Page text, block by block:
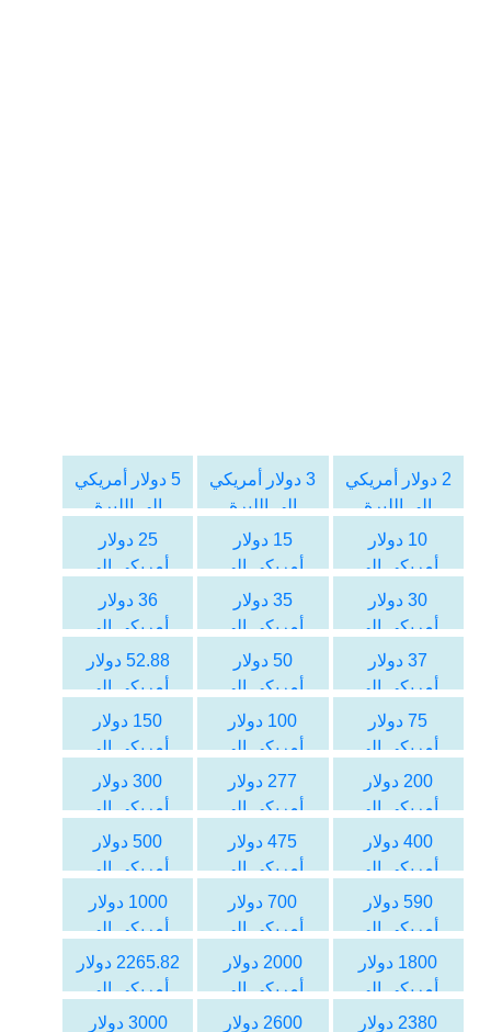
2 دولار أمريكي
الى الليرة
التركية
3 دولار أمريكي
الى الليرة
التركية
5 دولار أمريكي
الى الليرة
التركية
10 دولار
أمريكي الى
الليرة التركية
15 دولار
أمريكي الى
الليرة التركية
25 دولار
أمريكي الى
الليرة التركية
30 دولار
أمريكي الى
الليرة التركية
35 دولار
أمريكي الى
الليرة التركية
36 دولار
أمريكي الى
الليرة التركية
37 دولار
أمريكي الى
الليرة التركية
50 دولار
أمريكي الى
الليرة التركية
52.88 دولار
أمريكي الى
الليرة التركية
75 دولار
أمريكي الى
الليرة التركية
100 دولار
أمريكي الى
الليرة التركية
150 دولار
أمريكي الى
الليرة التركية
200 دولار
أمريكي الى
الليرة التركية
277 دولار
أمريكي الى
الليرة التركية
300 دولار
أمريكي الى
الليرة التركية
400 دولار
أمريكي الى
الليرة التركية
475 دولار
أمريكي الى
الليرة التركية
500 دولار
أمريكي الى
الليرة التركية
590 دولار
أمريكي الى
الليرة التركية
700 دولار
أمريكي الى
الليرة التركية
1000 دولار
أمريكي الى
الليرة التركية
1800 دولار
أمريكي الى
الليرة التركية
2000 دولار
أمريكي الى
الليرة التركية
2265.82 دولار
أمريكي الى
الليرة التركية
2380 دولار
2600 دولار
3000 دولار